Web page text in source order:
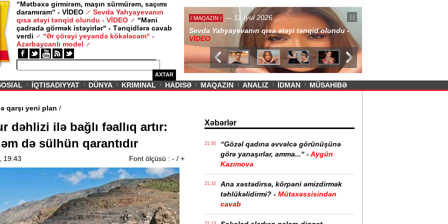
“Mətbəxə girmirəm, maşın sürmürəm, saçımı
daramıram“ - VİDEO
Sevda Yahyayevanın
qısa ətəyi tənqid olundu - VİDEO
“Məni
çadrada görmək istəyirlər“ - Tənqidlərə cavab
verdi
“Ər çörəyi yeyəndə kökələcəm“ -
Azərbaycanlı model
AXTAR
/ MAQAZIN /
— 11 İyul 2026
Sevda Yahyayevanın qısa ətəyi tənqid olundu -
VİDEO
İQTISADIYYAT DÜNYA KRIMINAL HADISƏ MAQAZIN ANALIZ İDMAN MÜSAHIBƏ
və Çinə qarşı yeni plan
dəhlizi ilə bağlı fəallıq artır:
də sülhün qarantıdır
19:43 Font ölçüsü : - / +
Xəbərlər
21:50
“Gözəl qadına əvvəlcə görünüşünə
görə yanaşırlar, amma...“ -Aygün
Kazımova
21:32
Ana xəstədirsə, körpəni əmizdirmək
təhlükəlidirmi? - Mütəxəssisindən
cavab